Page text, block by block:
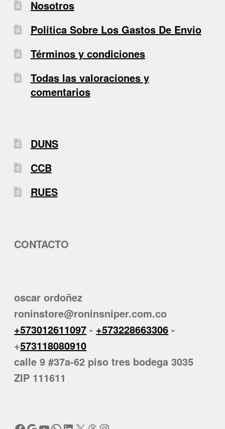
Nosotros
Politica Sobre Los Gastos De Envio
Términos y condiciones
Todas las valoraciones y
comentarios
DUNS
CCB
RUES
CONTACTO
oscar ordoñez
roninstore@roninsniper.com.co
+573012611097 - +573228663306 -
+573118080910
calle 9 #37a-62 piso tres bodega 3035
ZIP 111611